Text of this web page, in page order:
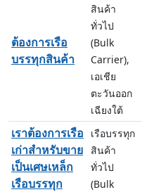
ต้องการเรือ
บรรทุกสินค้า
สินค้า
ทั่วไป
(Bulk
Carrier),
เอเชีย
ตะวันออก
เฉียงใต้
เราต้องการเรือ
เก่าสำหรับขาย
เป็นเศษเหล็ก
เรือบรรทุก
เรือบรรทุก
สินค้า
ทั่วไป
(Bulk